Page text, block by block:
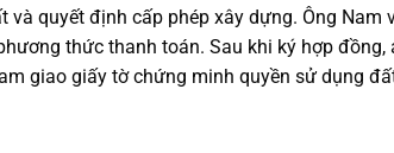
và quyết định cấp phép xây dựng. Ông Nam
thức thanh toán. Sau khi ký hợp đồng,
giao giấy tờ chứng minh quyền sử dụng